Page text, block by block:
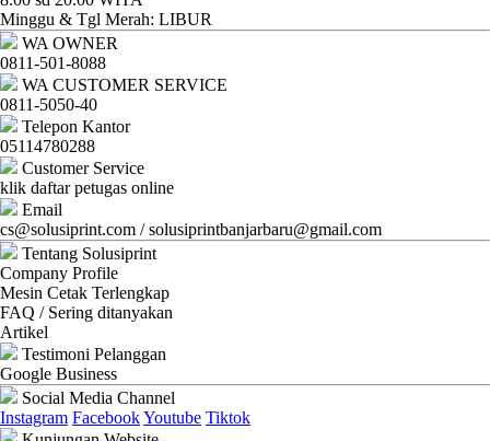
Logout
Minggu & Tgl Merah: LIBUR
WA OWNER
0811-501-8088
WA CUSTOMER SERVICE
0811-5050-40
Telepon Kantor
05114780288
Customer Service
klik daftar petugas online
Email
cs@solusiprint.com / solusiprintbanjarbaru@gmail.com
Tentang Solusiprint
Company Profile
Mesin Cetak Terlengkap
FAQ / Sering ditanyakan
Artikel
Testimoni Pelanggan
Google Business
Social Media Channel
Instagram FacebookYoutube Tiktok